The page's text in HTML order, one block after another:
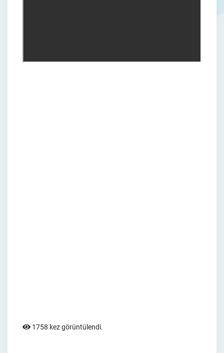
1758 kez görüntülendi.